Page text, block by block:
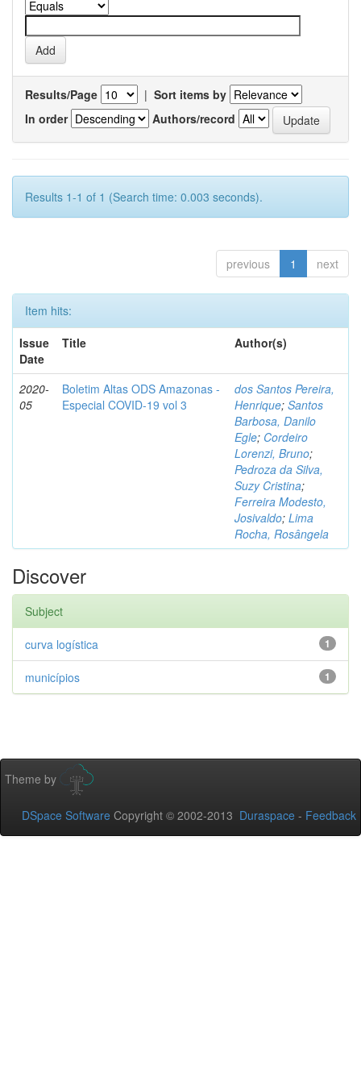
Results/Page | Sort items by
In order
Authors/record
Results 1-1 of 1 (Search time: 0.003 seconds).
previous 1 next
Item hits:
Issue
Date
Title Author(s)
2020-
05
Boletim Altas ODS Amazonas -
Especial COVID-19 vol 3
dos Santos Pereira,
Henrique; Santos
Barbosa, Danilo
Egle; Cordeiro
Lorenzi, Bruno;
Pedroza da Silva,
Suzy Cristina;
Ferreira Modesto,
Josivaldo; Lima
Rocha, Rosângela
Discover
Subject
1
curva logística
1
municípios
Theme by
DSpace Software Copyright © 2002-2013 Duraspace - Feedback